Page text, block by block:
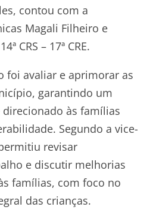
contou com a
Magali Filheiro e
CRS – 17ª CRE.
foi avaliar e aprimorar as
garantindo um
às famílias
Segundo a vice-
revisar
e discutir melhorias
famílias, com foco no
das crianças.